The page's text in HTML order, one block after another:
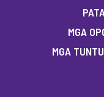
MGA
MGA